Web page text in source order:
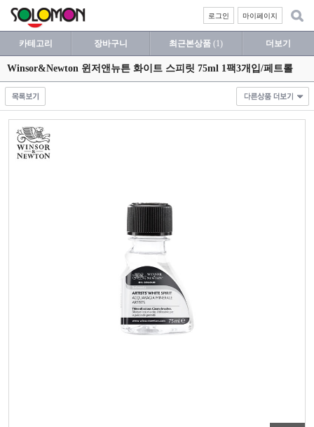
마이페이지
로그인
카테고리 장바구니 최근본상품 (1) 더보기
Winsor&Newton 윈저앤뉴튼 화이트 스피릿 75ml 1팩3개입/페트롤